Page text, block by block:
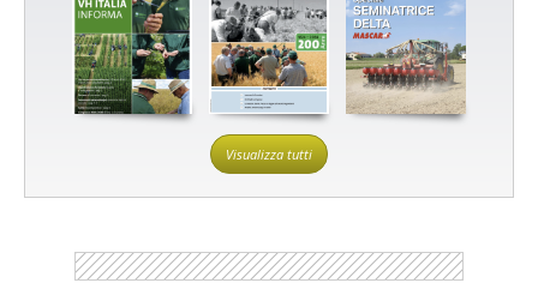
Visualizza tutti